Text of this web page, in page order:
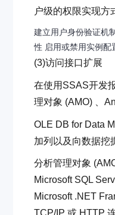
户级的权限实现方
建立用户身份验证机
性 启用或禁用实例配
(3)访问接口扩展
在使用SSAS开发
理对象 (AMO) 、
OLE DB for Data
加列以及向数据挖
分析管理对象
Microsoft SQL
Microsoft .NET
TCP/IP 或 HTTP